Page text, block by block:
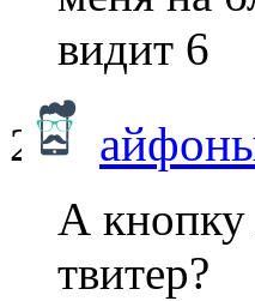
видит 6
А кнопку
твитер?